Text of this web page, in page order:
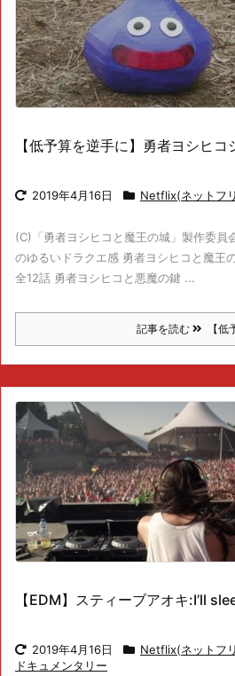
【低予算を逆手に】勇者ヨシヒコ
2019年4月16日 Netflix(ネットフ
(C)「勇者ヨシヒコと魔王の城」製作委員
のゆるいドラクエ感 勇者ヨシヒコと魔
全12話 勇者ヨシヒコと悪魔の鍵 ...
記事を読む 【低
【EDM】スティーブアオキ:I’ll
2019年4月16日 Netflix(ネットフ
ドキュメンタリー